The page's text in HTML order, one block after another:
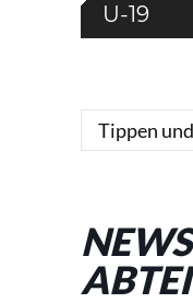
U-19
Search:
NEWS